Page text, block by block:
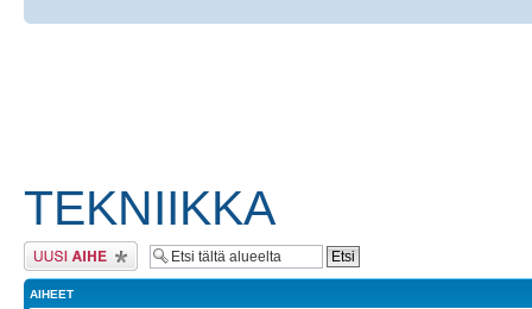
TEKNIIKKA
Lähetä uusi viesti
AIHEET